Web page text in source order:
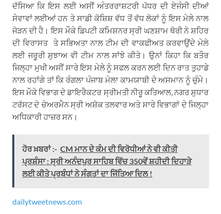
ਦੱਸਿਆ ਕਿ ਇਸ ਲਈ ਅਸੀਂ ਅੰਤਰਰਾਸ਼ਟਰੀ ਪੱਧਰ ਦੀ ਏਜੰਸੀ ਦੀਆਂ
ਸੇਵਾਵਾਂ ਲਈਆਂ ਹਨ ਤੇ ਸਾਡੀ ਕੋਸ਼ਿਸ਼ ਵੱਧ ਤੋਂ ਵੱਧ ਲੋਕਾਂ ਨੂੰ ਇਸ ਮੇਲੇ ਨਾਲ
ਜੋੜਨ ਦੀ ਹੈ। ਇਸ ਮੌਕੇ ਡਿਪਟੀ ਕਮਿਸ਼ਨਰ ਸ੍ਰੀ ਘਣਸ਼ਾਮ ਥੋਰੀ ਨੇ ਸ਼ਹਿਰ
ਦੀ ਵਿਰਾਸਤ ਤੇ ਸਭਿਅਤਾ ਨਾਲ ਟੀਮ ਦੀ ਵਾਕਫੀਅਤ ਕਰਵਾਉਂਦੇ ਮੇਲੇ
ਲਈ ਜਰੂਰੀ ਸੁਝਾਅ ਵੀ ਟੀਮ ਨਾਲ ਸਾਂਝੇ ਕੀਤੇ। ਉਨਾਂ ਕਿਹਾ ਕਿ ਬਤੌਰ
ਜਿਲ੍ਹਾ ਮੁਖੀ ਅਸੀਂ ਸਾਰੇ ਇਸ ਮੇਲੇ ਨੂੰ ਸਫਲ ਕਰਨ ਲਈ ਦਿਨ ਰਾਤ ਤੁਹਾਡੇ
ਨਾਲ ਰਹਾਂਗੇ ਤਾਂ ਕਿ ਰੰਗਲਾ ਪੰਜਾਬ ਮੇਲਾ ਕਾਮਯਾਬੀ ਦੇ ਅਸਮਾਨ ਨੂੰ ਚੁੰਮੇ।
ਇਸ ਮੌਕੇ ਵਿਭਾਗ ਦੇ ਡਾਇਰੈਕਟਰ ਸ੍ਰੀਮਤੀ ਨੀਰੂ ਕਤਿਆਲ, ਨਗਰ ਸੁਧਾਰ
ਟਰੱਸਟ ਦੇ ਚੇਅਰਮੈਨ ਸ੍ਰੀ ਅਸ਼ੋਕ ਤਲਵਾਰ ਅਤੇ ਸਾਰੇ ਵਿਭਾਗਾਂ ਦੇ ਜਿਲ੍ਹਾ
ਅਧਿਕਾਰੀ ਹਾਜ਼ਰ ਸਨ।
ਹੋਰ ਖ਼ਬਰਾਂ :- CM ਮਾਨ ਦੇ ਕੰਮ ਦੀ ਵਿਰੋਧੀਆਂ ਨੇ ਵੀ ਕੀਤੀ
ਪ੍ਰਸ਼ੰਸਾ : ਸ੍ਰੀ ਅਨੰਦਪੁਰ ਸਾਹਿਬ ਵਿੱਚ 350ਵੇਂ ਸ਼ਹੀਦੀ ਦਿਹਾੜੇ
ਲਈ ਕੀਤੇ ਪ੍ਰਬੰਧਾਂ ਨੇ ਸੰਗਤਾਂ ਦਾ ਜਿੱਤਿਆ ਦਿਲ !
dailytweetnews.com